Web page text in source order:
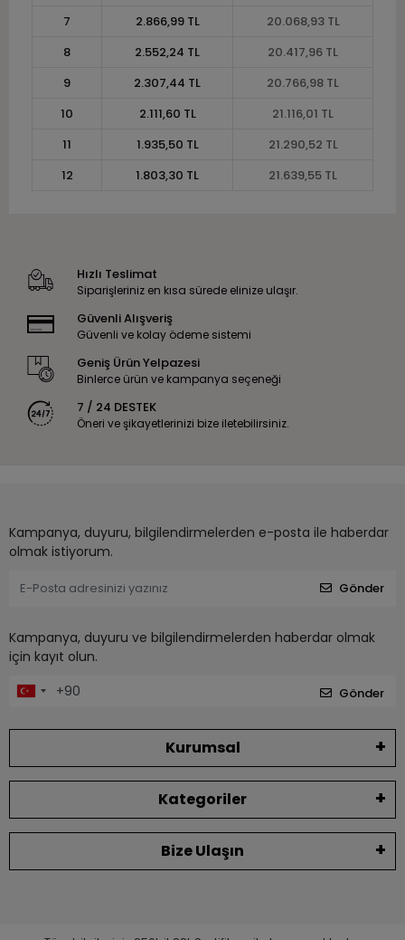
7
2.866,99 TL
20.068,93 TL
8
2.552,24 TL
20.417,96 TL
9
2.307,44 TL
20.766,98 TL
10
2.111,60 TL
21.116,01 TL
11
1.935,50 TL
21.290,52 TL
12
1.803,30 TL 21.639,55 TL
Hızlı Teslimat
Siparişleriniz en kısa sürede elinize ulaşır.
Güvenli Alışveriş
Güvenli ve kolay ödeme sistemi
Geniş Ürün Yelpazesi
Binlerce ürün ve kampanya seçeneği
7 / 24 DESTEK
Öneri ve şikayetlerinizi bize iletebilirsiniz.
Kampanya, duyuru, bilgilendirmelerden e-posta ile haberdar
olmak istiyorum.
Gönder
Kampanya, duyuru ve bilgilendirmelerden haberdar olmak
için kayıt olun.
Gönder
Kurumsal
Kategoriler
Bize Ulaşın